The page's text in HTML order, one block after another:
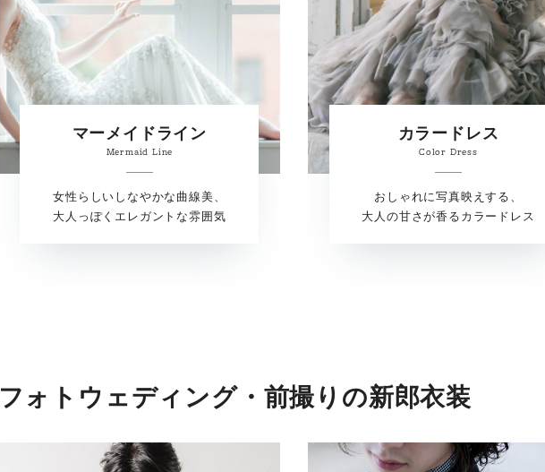
マーメイドライン
Mermaid Line
女性らしいしなやかな曲線美、
大人っぽくエレガントな雰囲気
カラードレス
Color Dress
おしゃれに写真映えする、
大人の甘さが香るカラードレス
フォトウェディング・前撮りの新郎衣装